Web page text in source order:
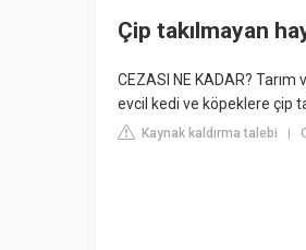
Çip takılmayan
CEZASI NE KADAR?
evcil kedi ve köpeklere çip
Kaynak kaldırma talebi